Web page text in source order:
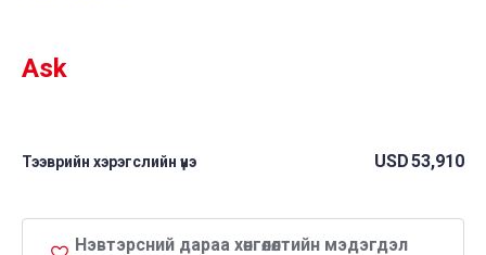
Ask
Тээврийн хэрэгслийн үнэ USD53,910
Нэвтэрсний дараа хөнгөлөлтийн мэдэгдэл